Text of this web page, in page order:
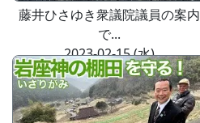
藤井ひさゆき衆議院議員の案内
で...
2023-02-15 (水)